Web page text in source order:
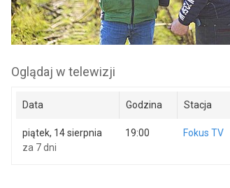
Oglądaj w telewizji
Data Godzina Stacja
piątek, 14 sierpnia
za 7 dni
19:00 Fokus TV